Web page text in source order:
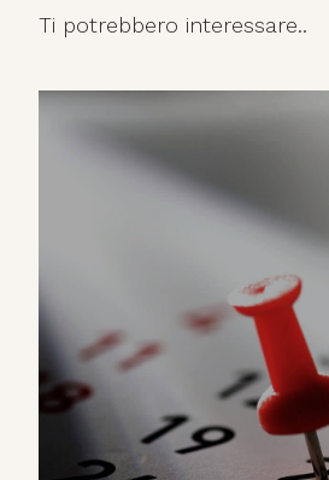
Ti potrebbero interessare..